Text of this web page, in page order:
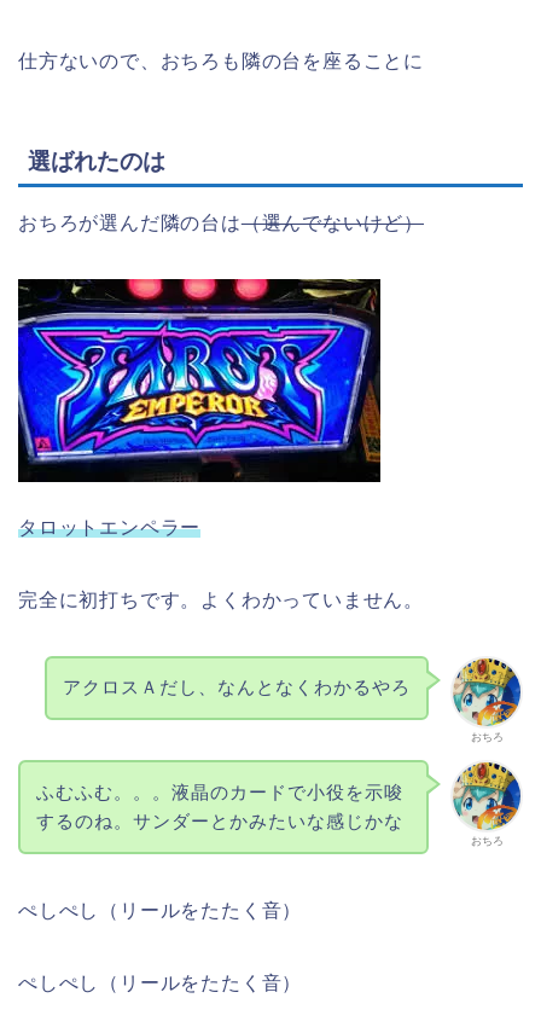
仕方ないので、おちろも隣の台を座ることに
選ばれたのは
おちろが選んだ隣の台は（選んでないけど）
タロットエンペラー
完全に初打ちです。よくわかっていません。
おちろ
アクロスＡだし、なんとなくわかるやろ
おちろ
ふむふむ。。。液晶のカードで小役を示唆
するのね。サンダーとかみたいな感じかな
ぺしぺし（リールをたたく音）
ぺしぺし（リールをたたく音）